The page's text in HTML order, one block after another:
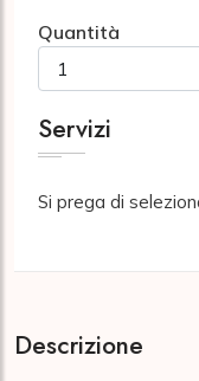
Quantità
Servizi
Si prega di
Descrizione